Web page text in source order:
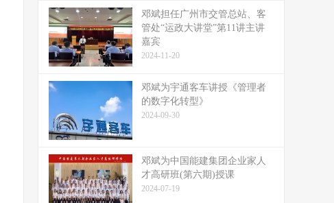
邓斌担任广州市交管总站、客
管处“运政大讲堂”第11讲主讲
嘉宾
2024-11-20
邓斌为宇通客车讲授《管理者
的数字化转型》
2024-09-30
邓斌为中国能建集团企业家人
才高研班(第六期)授课
2024-07-19